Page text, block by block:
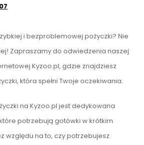
i bezproblemowej pożyczki? Nie
Zapraszamy do odwiedzenia naszej
Kyzoo.pl, gdzie znajdziesz
która spełni Twoje oczekiwania.
na Kyzoo.pl jest dedykowana
potrzebują gotówki w krótkim
względu na to, czy potrzebujesz